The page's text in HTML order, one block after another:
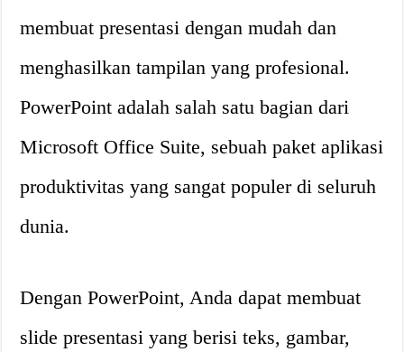
membuat presentasi dengan mudah dan
menghasilkan tampilan yang profesional.
PowerPoint adalah salah satu bagian dari
Microsoft Office Suite, sebuah paket aplikasi
produktivitas yang sangat populer di seluruh
dunia.
Dengan PowerPoint, Anda dapat membuat
slide presentasi yang berisi teks, gambar,